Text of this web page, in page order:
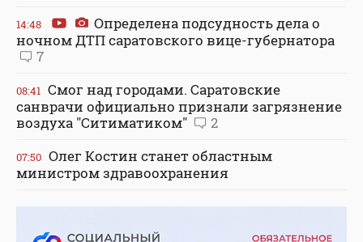
14:48
Определена подсудность дела о
ночном ДТП саратовского вице-губернатора
7
08:41 Смог над городами. Саратовские
санврачи официально признали загрязнение
воздуха "Ситиматиком"
2
07:50 Олег Костин станет областным
министром здравоохранения